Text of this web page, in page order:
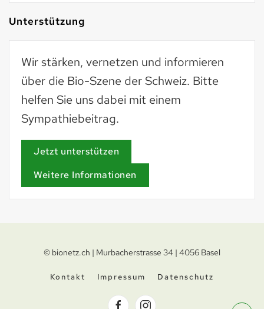
Unterstützung
Wir stärken, vernetzen und informieren
über die Bio-Szene der Schweiz. Bitte
helfen Sie uns dabei mit einem
Sympathiebeitrag.
Jetzt unterstützen
Weitere Informationen
© bionetz.ch | Murbacherstrasse 34 | 4056 Basel
Kontakt Impressum Datenschutz